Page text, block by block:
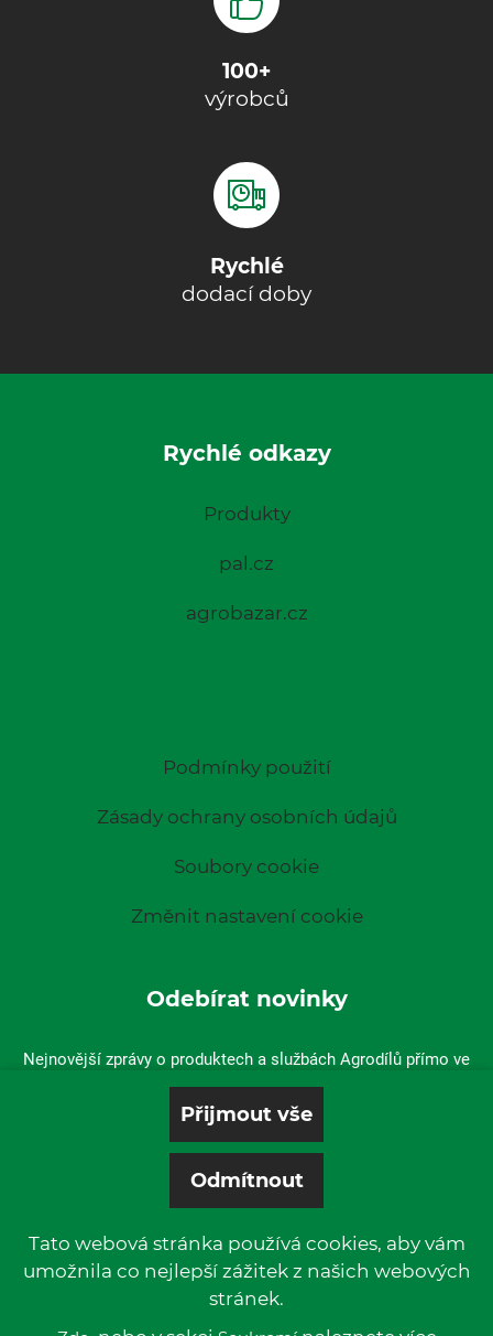
100+
výrobců
Rychlé
dodací doby
Rychlé odkazy
Produkty
pal.cz
agrobazar.cz
Podmínky použití
Zásady ochrany osobních údajů
Soubory cookie
Změnit nastavení cookie
Odebírat novinky
Nejnovější zprávy o produktech a službách Agrodílů přímo ve
vaší doručené poště.
© 2019 P & L, spol. s r. o. | All rights reserved.
Tato webová stránka používá cookies, aby vám
umožnila co nejlepší zážitek z našich webových
stránek.